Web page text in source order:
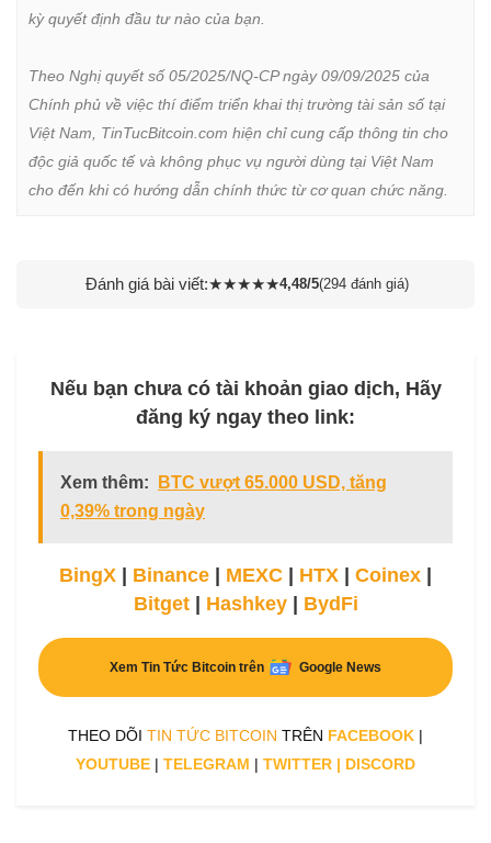
kỳ quyết định đầu tư nào của bạn.
Theo Nghị quyết số 05/2025/NQ-CP ngày 09/09/2025 của
Chính phủ về việc thí điểm triển khai thị trường tài sản số tại
Việt Nam, TinTucBitcoin.com hiện chỉ cung cấp thông tin cho
độc giả quốc tế và không phục vụ người dùng tại Việt Nam
cho đến khi có hướng dẫn chính thức từ cơ quan chức năng.
Đánh giá bài viết:★★★★★4,48/5(294 đánh giá)
Nếu bạn chưa có tài khoản giao dịch, Hãy
đăng ký ngay theo link:
Xem thêm:
BTC vượt 65.000 USD, tăng
0,39% trong ngày
BingX | Binance | MEXC | HTX | Coinex |
Bitget| Hashkey| BydFi
Xem Tin Tức Bitcoin trên Google News
THEO DÕI TIN TỨC BITCOIN TRÊN FACEBOOK |
YOUTUBE | TELEGRAM | TWITTER | DISCORD